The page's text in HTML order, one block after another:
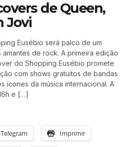
de Queen,
Jovi
Eusébio será palco de um
de rock. A primeira edição
do Shopping Eusébio promete
com shows gratuitos de bandas
ícones da música internacional. A
e […]
Telegram Imprimir